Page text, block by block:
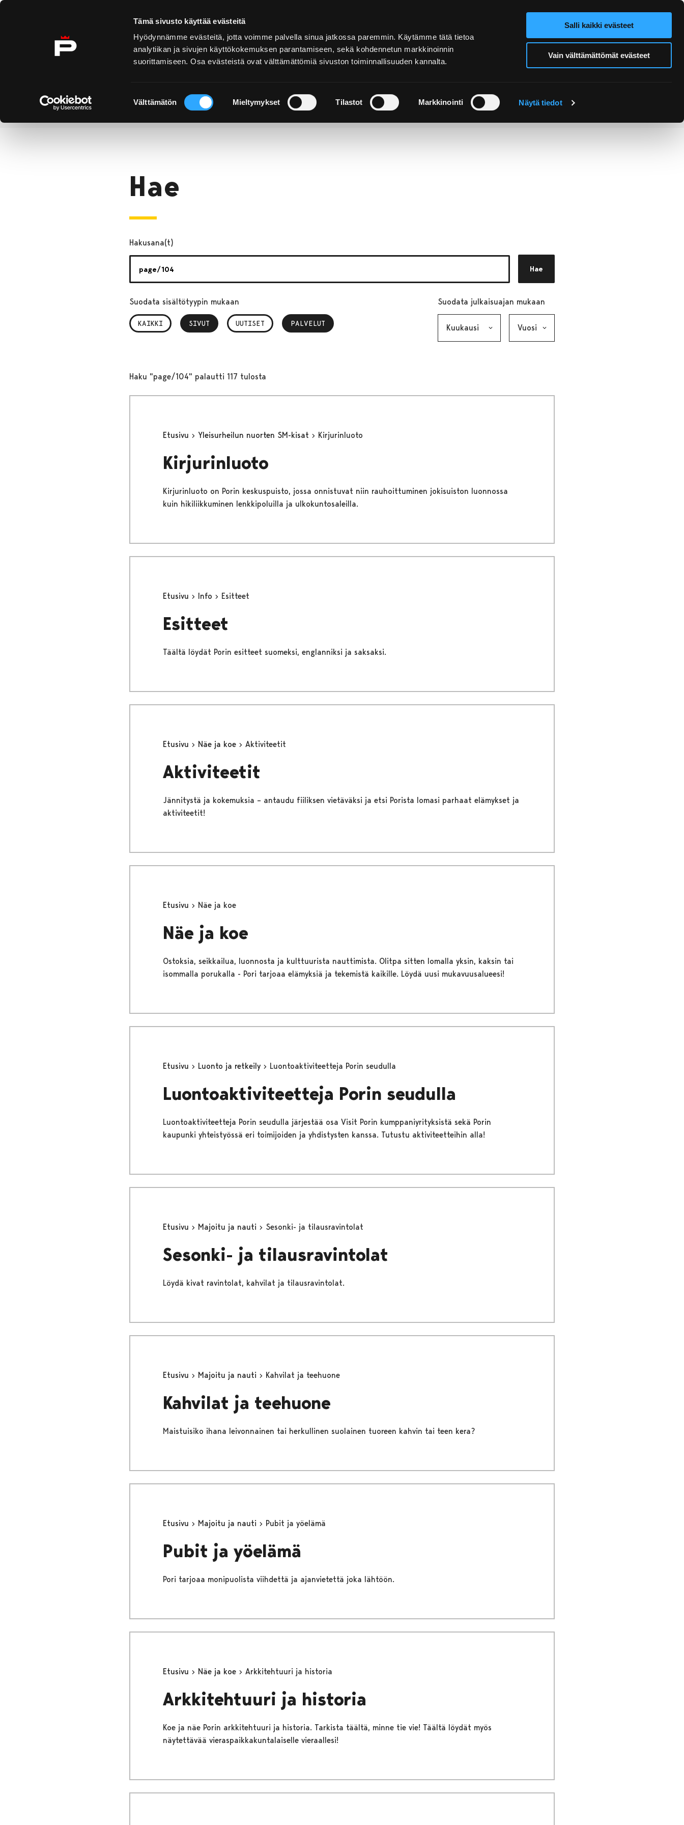
Tämä sivusto käyttää evästeitä
Hyödynnämme evästeitä, jotta voimme palvella sinua jatkossa paremmin. Käytämme tätä tietoa
analytiikan ja sivujen käyttökokemuksen parantamiseen, sekä kohdennetun markkinoinnin
suorittamiseen. Osa evästeistä ovat välttämättömiä sivuston toiminnallisuuden kannalta.
valinta
Välttämätön Mieltymykset Tilastot Markkinointi Näytä tiedot
Salli kaikki evästeet
Vain välttämättömät evästeet
Ohita sisältö
Hae sivustolta
Etusivu
Hae
Hakusana(t)
Hae
Suodata sisältötyypin mukaan
KAIKKI SIVUT
, VALITTU UUTISET PALVELUT
, VALITTU
Suodata julkaisuajan mukaan
Haku "page/104" palautti 117 tulosta
Etusivu Yleisurheilun nuorten SM-kisat Kirjurinluoto
Kirjurinluoto
Kirjurinluoto on Porin keskuspuisto, jossa onnistuvat niin rauhoittuminen jokisuiston luonnossa
kuin hikiliikkuminen lenkkipoluilla ja ulkokuntosaleilla.
Etusivu Info Esitteet
Esitteet
Täältä löydät Porin esitteet suomeksi, englanniksi ja saksaksi.
Etusivu Näe ja koe Aktiviteetit
Aktiviteetit
Jännitystä ja kokemuksia – antaudu fiiliksen vietäväksi ja etsi Porista lomasi parhaat elämykset ja
aktiviteetit!
Etusivu Näe ja koe
Näe ja koe
Ostoksia, seikkailua, luonnosta ja kulttuurista nauttimista. Olitpa sitten lomalla yksin, kaksin tai
isommalla porukalla - Pori tarjoaa elämyksiä ja tekemistä kaikille. Löydä uusi mukavuusalueesi!
Etusivu Luonto ja retkeily Luontoaktiviteetteja Porin seudulla
Luontoaktiviteetteja Porin seudulla
Luontoaktiviteetteja Porin seudulla järjestää osa Visit Porin kumppaniyrityksistä sekä Porin
kaupunki yhteistyössä eri toimijoiden ja yhdistysten kanssa. Tutustu aktiviteetteihin alla!
Etusivu Majoitu ja nauti Sesonki- ja tilausravintolat
Sesonki- ja tilausravintolat
Löydä kivat ravintolat, kahvilat ja tilausravintolat.
Etusivu Majoitu ja nauti Kahvilat ja teehuone
Kahvilat ja teehuone
Maistuisiko ihana leivonnainen tai herkullinen suolainen tuoreen kahvin tai teen kera?
Etusivu Majoitu ja nauti Pubit ja yöelämä
Pubit ja yöelämä
Pori tarjoaa monipuolista viihdettä ja ajanvietettä joka lähtöön.
Etusivu Näe ja koe Arkkitehtuuri ja historia
Arkkitehtuuri ja historia
Koe ja näe Porin arkkitehtuuri ja historia. Tarkista täältä, minne tie vie! Täältä löydät myös
näytettävää vieraspaikkakuntalaiselle vieraallesi!